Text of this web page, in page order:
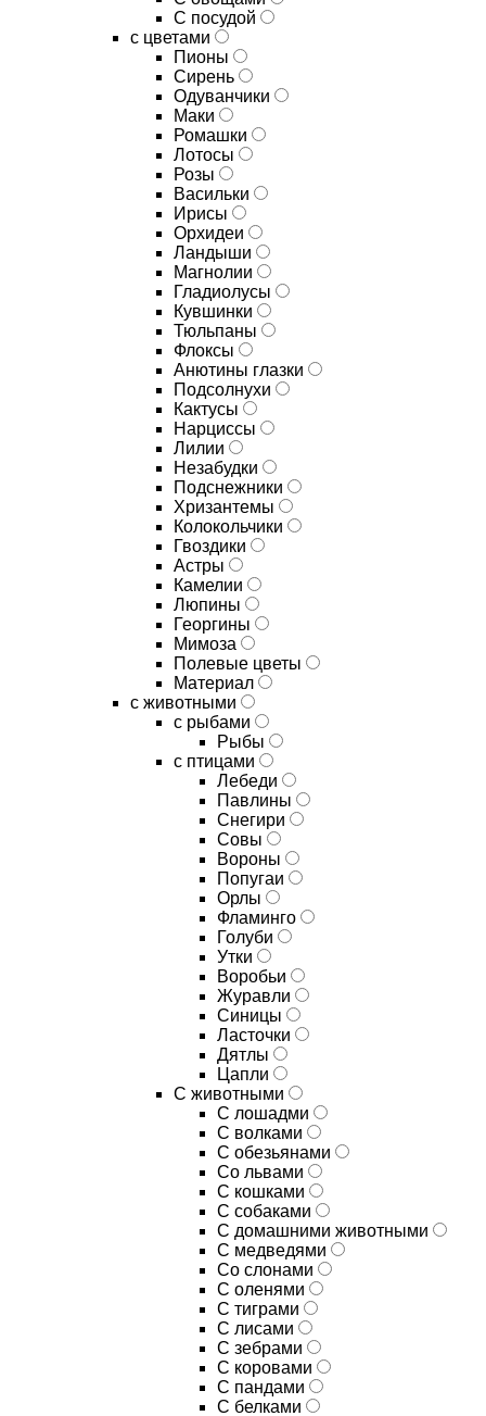
C посудой
с цветами
Пионы
Сирень
Одуванчики
Маки
Ромашки
Лотосы
Розы
Васильки
Ирисы
Орхидеи
Ландыши
Магнолии
Гладиолусы
Кувшинки
Тюльпаны
Флоксы
Анютины глазки
Подсолнухи
Кактусы
Нарциссы
Лилии
Незабудки
Подснежники
Хризантемы
Колокольчики
Гвоздики
Астры
Камелии
Люпины
Георгины
Мимоза
Полевые цветы
Материал
с животными
с рыбами
Рыбы
с птицами
Лебеди
Павлины
Снегири
Совы
Вороны
Попугаи
Орлы
Фламинго
Голуби
Утки
Воробьи
Журавли
Синицы
Ласточки
Дятлы
Цапли
С животными
С лошадми
С волками
С обезьянами
Со львами
С кошками
С собаками
С домашними животными
С медведями
Со слонами
С оленями
С тиграми
С лисами
С зебрами
С коровами
С пандами
С белками